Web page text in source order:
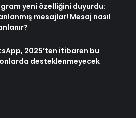
yeni özelliğini duyurdu:
mesajlar! Mesaj nasıl
2025’ten itibaren bu
desteklenmeyecek